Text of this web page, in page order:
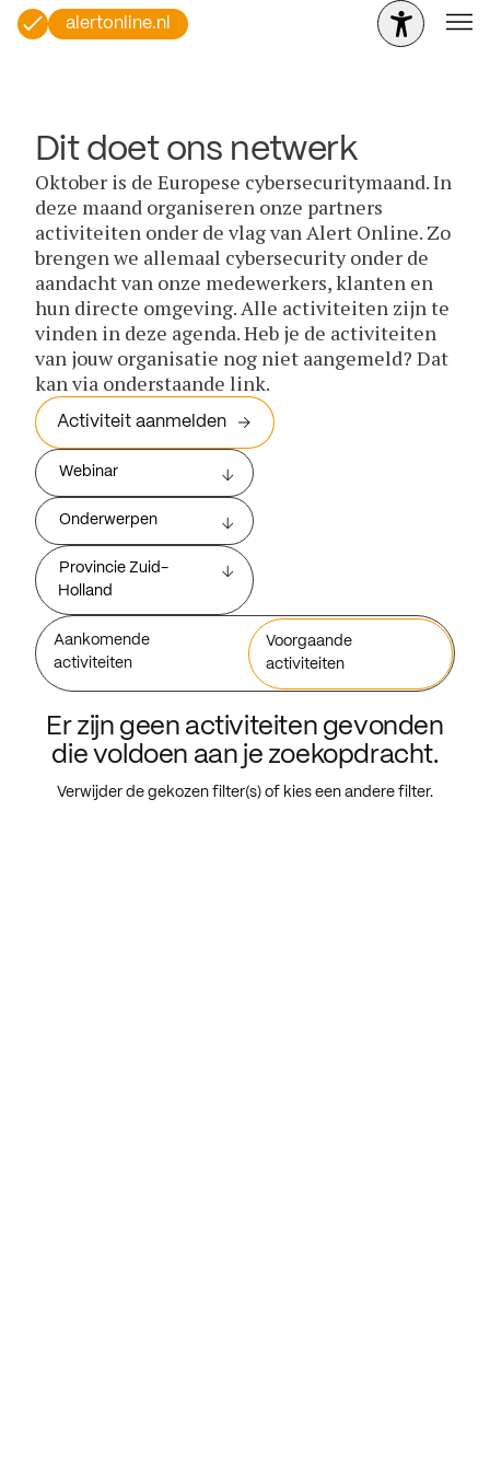
alertonline.nl
Dit doet ons netwerk
Oktober is de Europese cybersecuritymaand. In
deze maand organiseren onze partners
activiteiten onder de vlag van Alert Online. Zo
brengen we allemaal cybersecurity onder de
aandacht van onze medewerkers, klanten en
hun directe omgeving. Alle activiteiten zijn te
vinden in deze agenda. Heb je de activiteiten
van jouw organisatie nog niet aangemeld? Dat
kan via onderstaande link.
Activiteit aanmelden
Webinar
Onderwerpen
Provincie Zuid-
Holland
Aankomende
activiteiten
Voorgaande
activiteiten
Er zijn geen activiteiten gevonden
die voldoen aan je zoekopdracht.
Verwijder de gekozen filter(s) of kies een andere filter.